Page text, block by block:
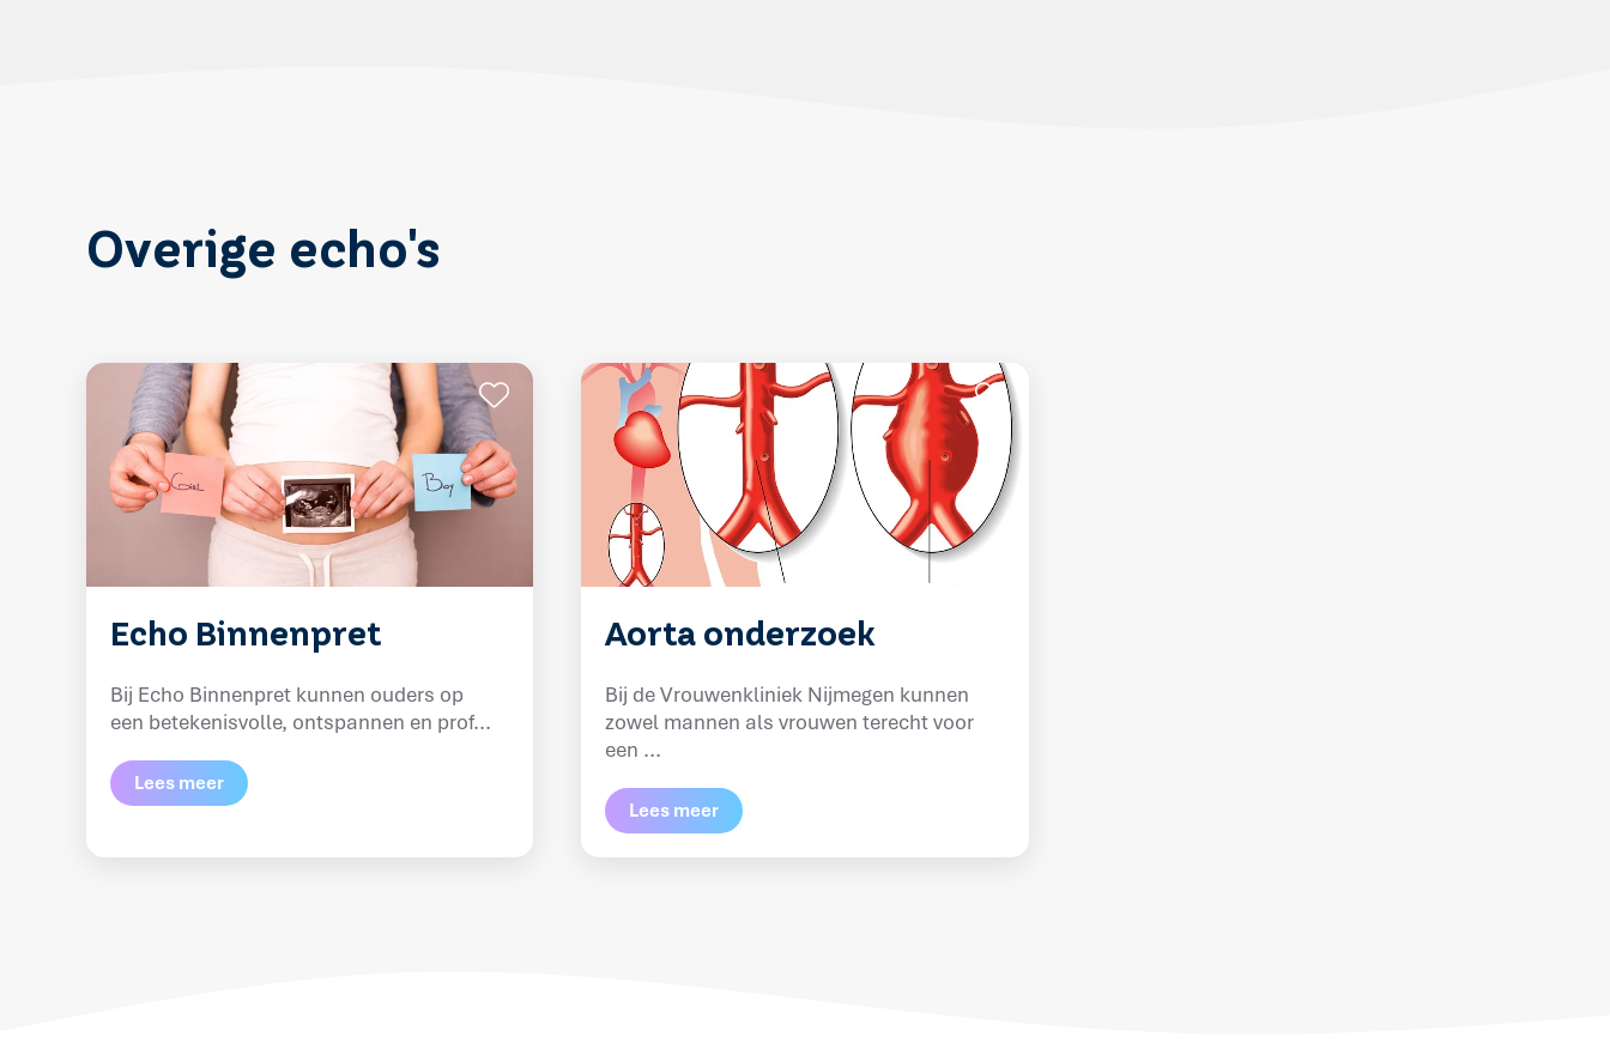
Overige echo's
Echo Binnenpret
Bij Echo Binnenpret kunnen ouders op
een betekenisvolle, ontspannen en prof...
Lees meer
Aorta onderzoek
Bij de Vrouwenkliniek Nijmegen kunnen
zowel mannen als vrouwen terecht voor
een ...
Lees meer